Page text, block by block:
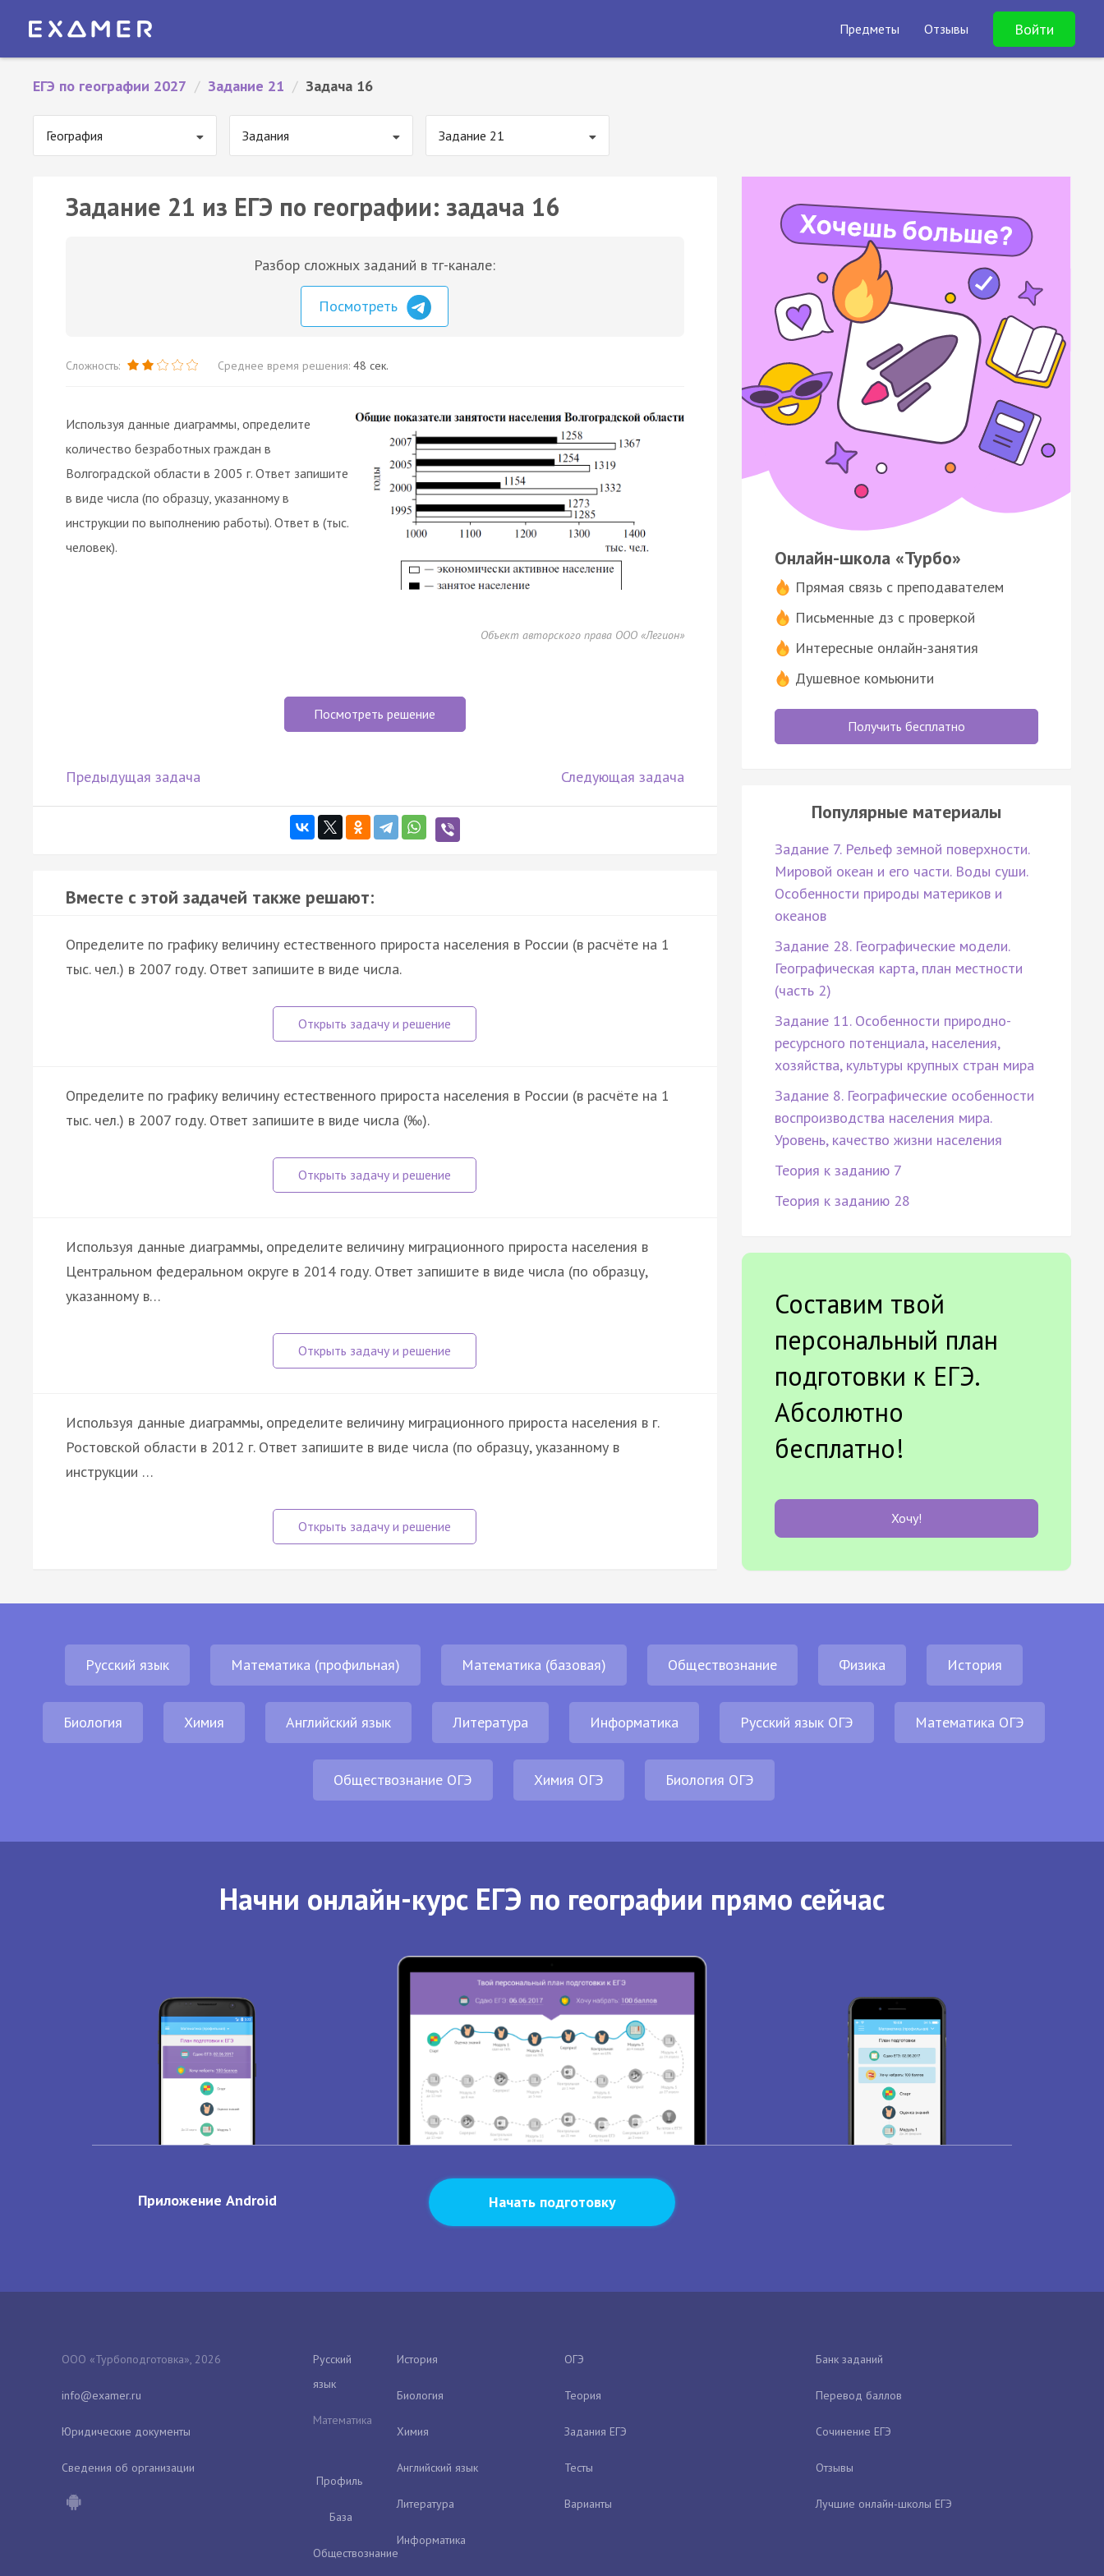
Предметы Отзывы Войти
ЕГЭ по географии 2027 / Задание 21 / Задача 16
География Задания Задание 21
Задание 21 из ЕГЭ по географии: задача 16
Разбор сложных заданий в тг-канале:
Посмотреть
Сложность: Среднее время решения: 48 сек.
Используя данные диаграммы, определите
количество безработных граждан в
Волгоградской области в 2005 г. Ответ запишите
в виде числа (по образцу, указанному в
инструкции по выполнению работы). Ответ в (тыс.
человек).
Объект авторского права ООО «Легион»
Посмотреть решение
Предыдущая задача Следующая задача
Вместе с этой задачей также решают:
Определите по графику величину естественного прироста населения в России (в расчёте на 1
тыс. чел.) в 2007 году. Ответ запишите в виде числа.
Определите по графику величину естественного прироста населения в России (в расчёте на 1
тыс. чел.) в 2007 году. Ответ запишите в виде числа (‰).
Используя данные диаграммы, определите величину миграционного прироста населения в
Центральном федеральном округе в 2014 году. Ответ запишите в виде числа (по образцу,
указанному в…
Используя данные диаграммы, определите величину миграционного прироста населения в г.
Ростовской области в 2012 г. Ответ запишите в виде числа (по образцу, указанному в
инструкции …
Онлайн-школа «Турбо»
Прямая связь с преподавателем
Письменные дз с проверкой
Интересные онлайн-занятия
Душевное комьюнити
Получить бесплатно
Популярные материалы
Задание 7. Рельеф земной поверхности.
Мировой океан и его части. Воды суши.
Особенности природы материков и
океанов
Задание 28. Географические модели.
Географическая карта, план местности
(часть 2)
Задание 11. Особенности природно-
ресурсного потенциала, населения,
хозяйства, культуры крупных стран мира
Задание 8. Географические особенности
воспроизводства населения мира.
Уровень, качество жизни населения
Теория к заданию 7
Теория к заданию 28
Составим твой
персональный план
подготовки к ЕГЭ.
Абсолютно
бесплатно!
Хочу!
Русский язык Математика (профильная) Математика (базовая) Обществознание Физика История
Биология Химия Английский язык Литература Информатика Русский язык ОГЭ Математика ОГЭ
Обществознание ОГЭ Химия ОГЭ Биология ОГЭ
Начни онлайн-курс ЕГЭ по географии прямо сейчас
Приложение Android Начать подготовку
ООО «Турбоподготовка», 2026
Юридические документы
Сведения об организации
Русский
язык
Математика
Профиль
База
Обществознание
История
Биология
Химия
Английский язык
Литература
Информатика
ОГЭ
Теория
Задания ЕГЭ
Тесты
Варианты
Банк заданий
Перевод баллов
Сочинение ЕГЭ
Отзывы
Лучшие онлайн-школы ЕГЭ